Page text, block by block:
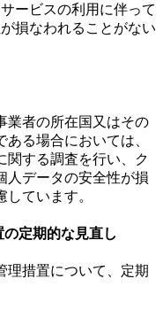
ービスの利用に伴って
損なわれることがない
業者の所在国又はその
る場合においては、
関する調査を行い、ク
人データの安全性が損
ています。
定期的な見直し
理措置について、定期